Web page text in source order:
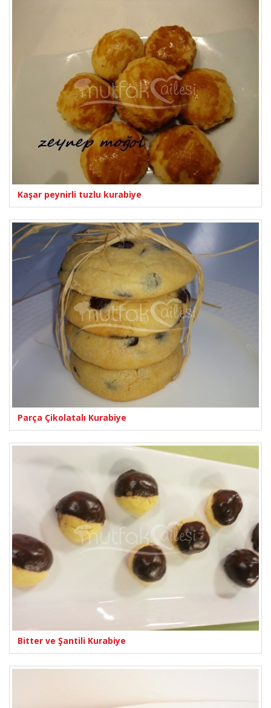
Kaşar peynirli tuzlu kurabiye
Parça Çikolatalı Kurabiye
Bitter ve Şantili Kurabiye